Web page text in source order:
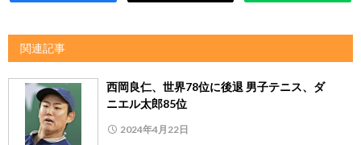
関連記事
西岡良仁、世界78位に後退 男子テニス、ダ
ニエル太郎85位
2024年4月22日